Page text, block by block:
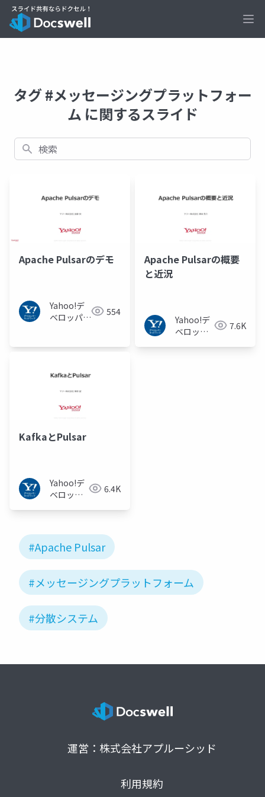
タグ #メッセージングプラットフォー
ム に関するスライド
検索
Apache Pulsarのデモ
Yahoo!デ
ベロッパー
554
Apache Pulsarの概要
と近況
Yahoo!デ
ベロッパ
7.6K
KafkaとPulsar
Yahoo!デ
ベロッパ
6.4K
#Apache Pulsar
#メッセージングプラットフォーム
#分散システム
運営：株式会社アプルーシッド
利用規約